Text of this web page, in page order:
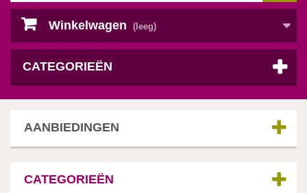
Winkelwagen (leeg)
CATEGORIEËN
AANBIEDINGEN
CATEGORIEËN